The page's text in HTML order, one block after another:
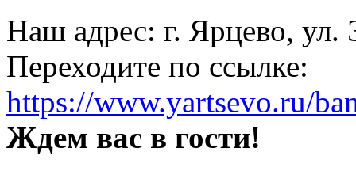
Наш адрес: г. Ярцево, ул.
Переходите по ссылке:
https://www.yartsevo.ru/
Ждем вас в гости!